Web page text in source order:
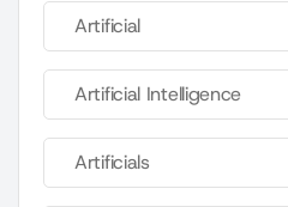
Artificial
Artificial Intelligence
Artificials